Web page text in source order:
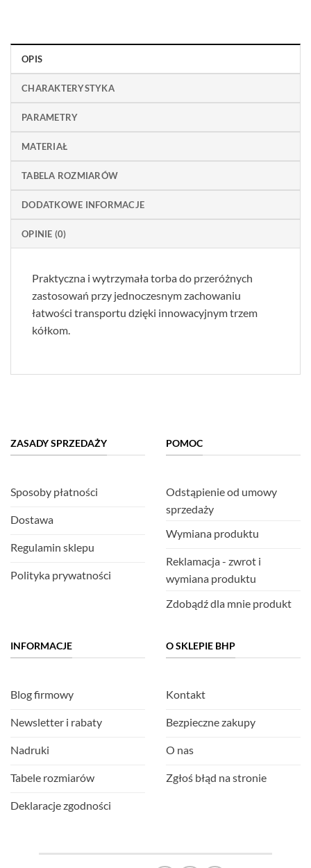
OPIS
CHARAKTERYSTYKA
PARAMETRY
MATERIAŁ
TABELA ROZMIARÓW
DODATKOWE INFORMACJE
OPINIE (0)
Praktyczna i wytrzymała torba do przeróżnych
zastosowań przy jednoczesnym zachowaniu
łatwości transportu dzięki innowacyjnym trzem
kółkom.
ZASADY SPRZEDAŻY
Sposoby płatności
Dostawa
Regulamin sklepu
Polityka prywatności
POMOC
Odstąpienie od umowy
sprzedaży
Wymiana produktu
Reklamacja - zwrot i
wymiana produktu
Zdobądź dla mnie produkt
INFORMACJE
Blog firmowy
Newsletter i rabaty
Nadruki
Tabele rozmiarów
Deklaracje zgodności
O SKLEPIE BHP
Kontakt
Bezpieczne zakupy
O nas
Zgłoś błąd na stronie